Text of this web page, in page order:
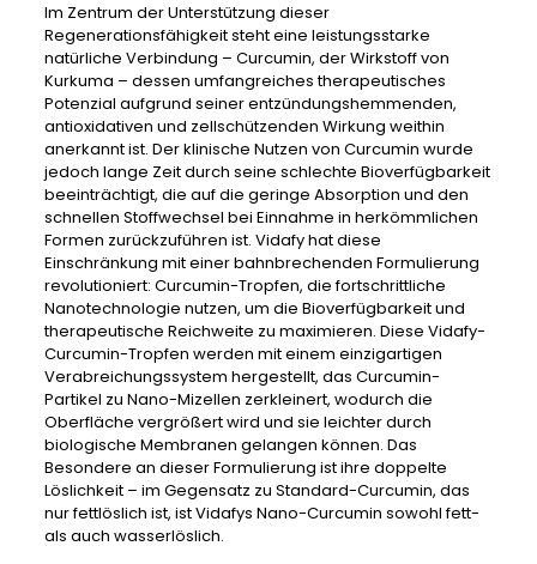
Im Zentrum der Unterstützung dieser
Regenerationsfähigkeit steht eine leistungsstarke
natürliche Verbindung – Curcumin, der Wirkstoff von
Kurkuma – dessen umfangreiches therapeutisches
Potenzial aufgrund seiner entzündungshemmenden,
antioxidativen und zellschützenden Wirkung weithin
anerkannt ist. Der klinische Nutzen von Curcumin wurde
jedoch lange Zeit durch seine schlechte Bioverfügbarkeit
beeinträchtigt, die auf die geringe Absorption und den
schnellen Stoffwechsel bei Einnahme in herkömmlichen
Formen zurückzuführen ist. Vidafy hat diese
Einschränkung mit einer bahnbrechenden Formulierung
revolutioniert: Curcumin-Tropfen, die fortschrittliche
Nanotechnologie nutzen, um die Bioverfügbarkeit und
therapeutische Reichweite zu maximieren. Diese Vidafy-
Curcumin-Tropfen werden mit einem einzigartigen
Verabreichungssystem hergestellt, das Curcumin-
Partikel zu Nano-Mizellen zerkleinert, wodurch die
Oberfläche vergrößert wird und sie leichter durch
biologische Membranen gelangen können. Das
Besondere an dieser Formulierung ist ihre doppelte
Löslichkeit – im Gegensatz zu Standard-Curcumin, das
nur fettlöslich ist, ist Vidafys Nano-Curcumin sowohl fett-
als auch wasserlöslich.